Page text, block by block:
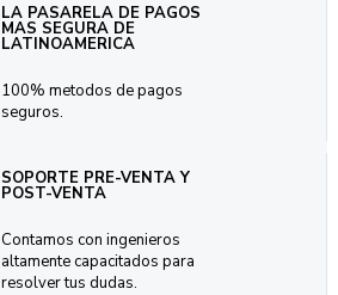
LA PASARELA DE PAGOS
MAS SEGURA DE
LATINOAMERICA
100% metodos de pagos
seguros.
SOPORTE PRE-VENTA Y
POST-VENTA
Contamos con ingenieros
altamente capacitados para
resolver tus dudas.